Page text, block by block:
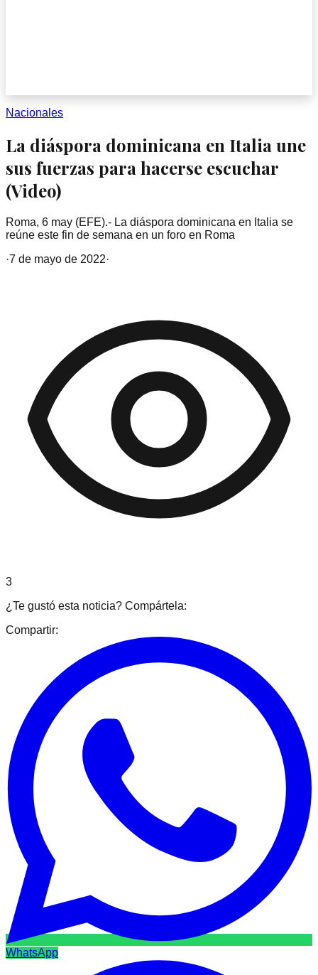
Nacionales
La diáspora dominicana en Italia une
sus fuerzas para hacerse escuchar
(Video)
Roma, 6 may (EFE).- La diáspora dominicana en Italia se
reúne este fin de semana en un foro en Roma
·7 de mayo de 2022·
3
¿Te gustó esta noticia? Compártela:
Compartir:
WhatsApp